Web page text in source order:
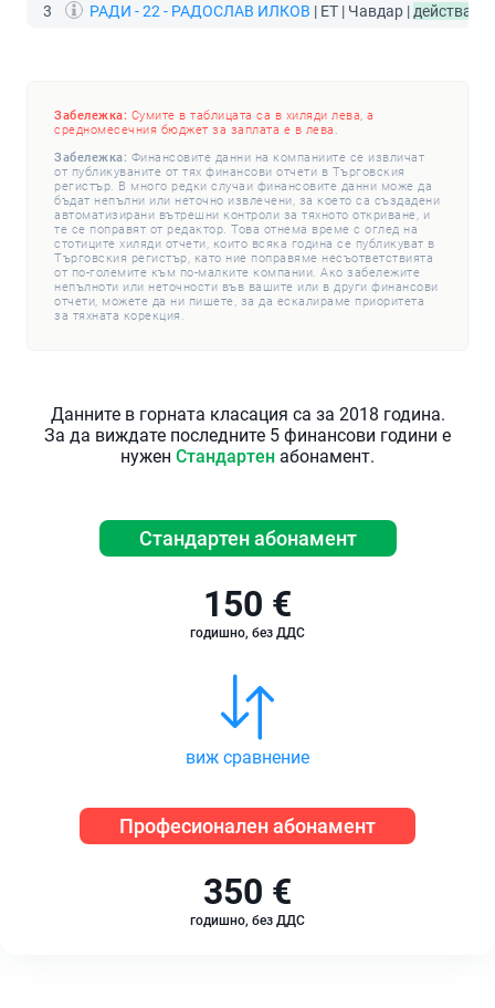
3
РАДИ - 22 - РАДОСЛАВ ИЛКОВ | ЕТ | Чавдар | действащ
Забележка: Сумите в таблицата са в хиляди лева, а
средномесечния бюджет за заплата е в лева.
Забележка: Финансовите данни на компаниите се извличат
от публикуваните от тях финансови отчети в Търговския
регистър. В много редки случаи финансовите данни може да
бъдат непълни или неточно извлечени, за което са създадени
автоматизирани вътрешни контроли за тяхното откриване, и
те се поправят от редактор. Това отнема време с оглед на
стотиците хиляди отчети, които всяка година се публикуват в
Търговския регистър, като ние поправяме несъответствията
от по-големите към по-малките компании. Ако забележите
непълноти или неточности във вашите или в други финансови
отчети, можете да ни пишете, за да ескалираме приоритета
за тяхната корекция.
Данните в горната класация са за 2018 година.
За да виждате последните 5 финансови години е
нужен Стандартен абонамент.
Стандартен абонамент
150 €
годишно, без ДДС
виж сравнение
Професионален абонамент
350 €
годишно, без ДДС